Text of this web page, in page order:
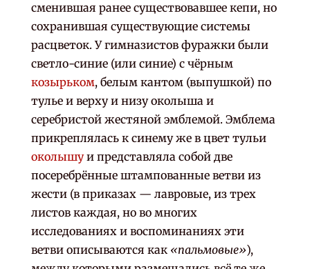
сменившая ранее существовавшее кепи, но
сохранившая существующие системы
расцветок. У гимназистов фуражки были
светло-синие (или синие) с чёрным
козырьком, белым кантом (выпушкой) по
тулье и верху и низу околыша и
серебристой жестяной эмблемой. Эмблема
прикреплялась к синему же в цвет тульи
околышуи представляла собой две
посеребрённые штампованные ветви из
жести (в приказах — лавровые, из трех
листов каждая, но во многих
исследованиях и воспоминаниях эти
ветви описываются как «пальмовые»),